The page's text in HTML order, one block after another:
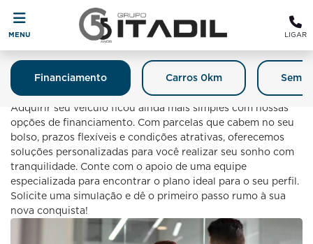
MENU LIGAR
Carros 0km
Financiamento
Financiamento
Adquirir seu veículo ficou ainda mais simples com nossas
opções de financiamento. Com parcelas que cabem no seu
bolso, prazos flexíveis e condições atrativas, oferecemos
soluções personalizadas para você realizar seu sonho com
tranquilidade. Conte com o apoio de uma equipe
especializada para encontrar o plano ideal para o seu perfil.
Solicite uma simulação e dê o primeiro passo rumo à sua
nova conquista!